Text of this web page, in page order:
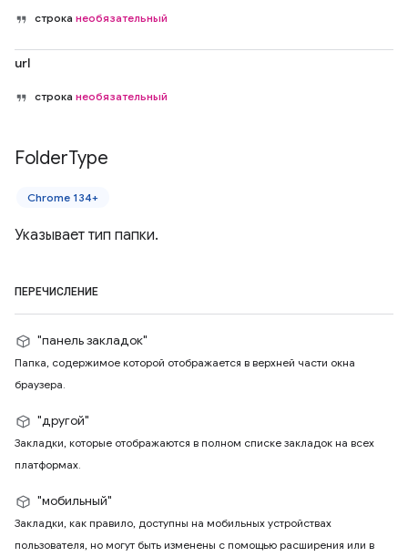
строка необязательный
url
строка необязательный
FolderType
Chrome 134+
Указывает тип папки.
ПЕРЕЧИСЛЕНИЕ
"панель закладок"
Папка, содержимое которой отображается в верхней части окна
браузера.
"другой"
Закладки, которые отображаются в полном списке закладок на всех
платформах.
"мобильный"
Закладки, как правило, доступны на мобильных устройствах
пользователя, но могут быть изменены с помощью расширения или в